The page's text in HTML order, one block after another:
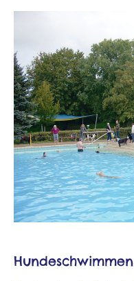
Hundeschwimmen